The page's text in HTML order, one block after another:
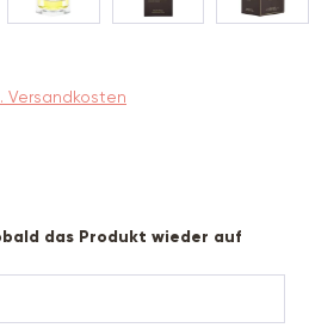
Versandkosten
das Produkt wieder auf